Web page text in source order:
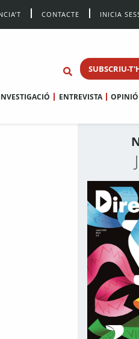
CONTACTE INICIA
SUBSCRIU-
ENTREVISTA OPINIÓ